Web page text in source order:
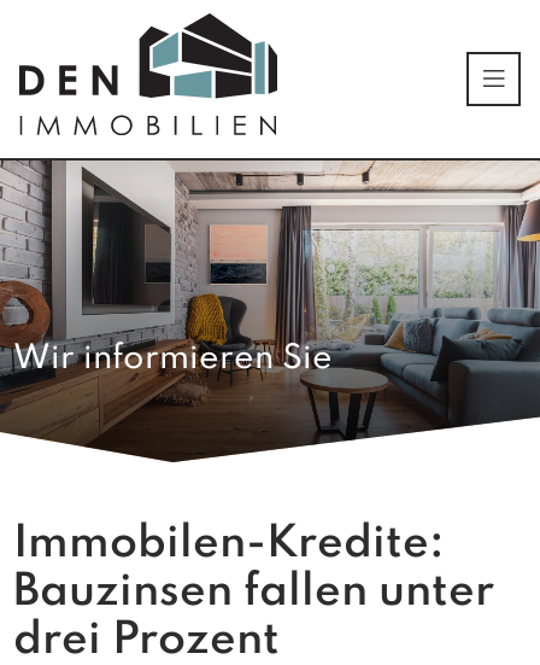
Wir informieren Sie
Immobilen-Kredite:
Bauzinsen fallen unter
drei Prozent